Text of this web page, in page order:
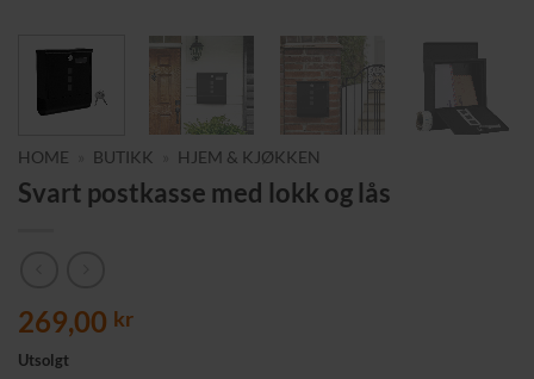
HOME BUTIKK HJEM & KJØKKEN
Svart postkasse med lokk og lås
269,00 kr
Utsolgt